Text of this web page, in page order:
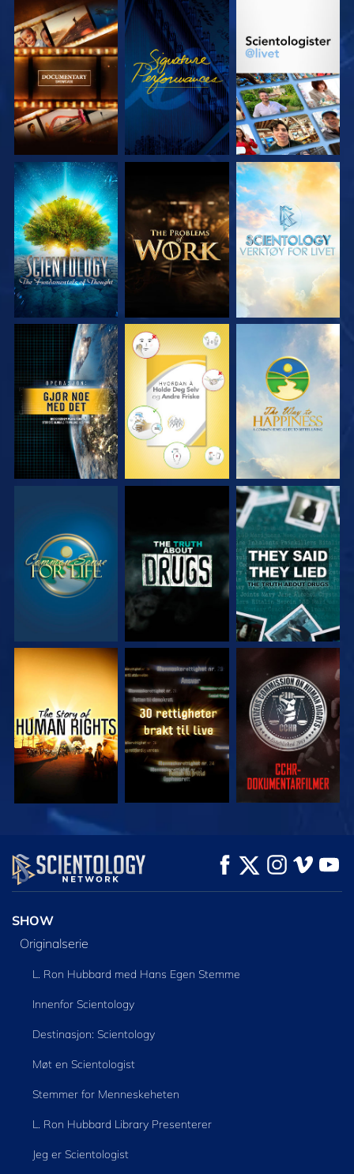
UTFORSK SERIEN SE UTFORSK SERIEN
UTFORSK SERIEN UTFORSK SERIEN UTFORSK SERIEN
SE SE SE
SE SE
SE SE SE
SE UTFORSK SERIEN
SHOW
Originalserie
L. Ron Hubbard med Hans Egen Stemme
Innenfor Scientology
Destinasjon: Scientology
Møt en Scientologist
Stemmer for Menneskeheten
L. Ron Hubbard Library Presenterer
Jeg er Scientologist